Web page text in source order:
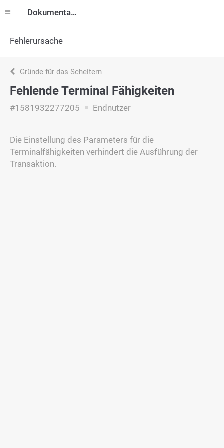
Dokumentation
Fehlerursache
Gründe für das Scheitern
Fehlende Terminal Fähigkeiten
#1581932277205 Endnutzer
Die Einstellung des Parameters für die
Terminalfähigkeiten verhindert die Ausführung der
Transaktion.